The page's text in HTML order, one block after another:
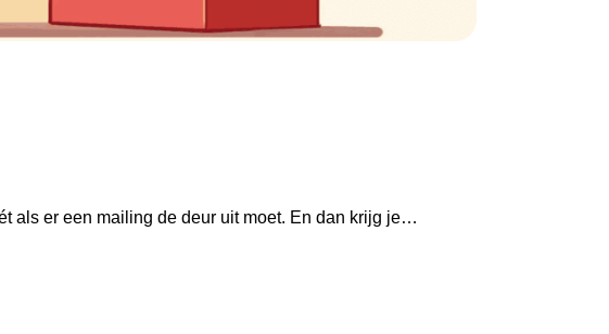
als er een mailing de deur uit moet. En dan krijg je…